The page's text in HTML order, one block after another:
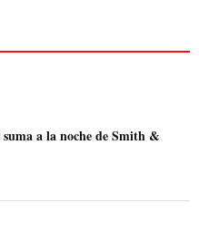
a la noche de Smith &